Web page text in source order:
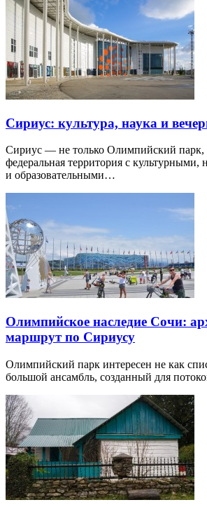
Сириус: культура, наука и
Сириус — не только Олимпийский парк,
федеральная территория с культурными,
и образовательными…
Олимпийское наследие Сочи:
маршрут по Сириусу
Олимпийский парк интересен не как
большой ансамбль, созданный для